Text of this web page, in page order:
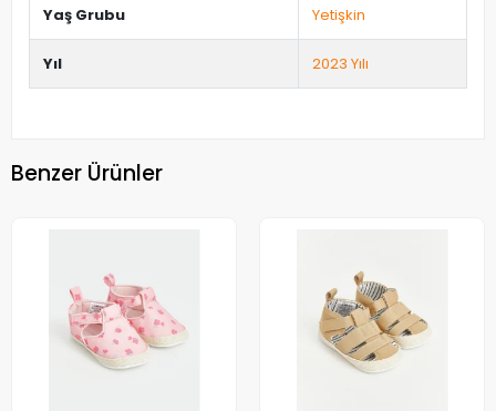
Yaş Grubu Yetişkin
Yıl 2023 Yılı
Benzer Ürünler